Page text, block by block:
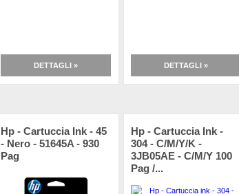
DETTAGLI » DETTAGLI »
Hp - Cartuccia Ink - 45
- Nero - 51645A - 930
Pag
Hp - Cartuccia Ink -
304 - C/M/Y/K -
3JB05AE - C/M/Y 100
Pag /...